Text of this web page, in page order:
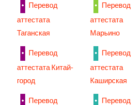
Перевод
аттестата
Таганская
Перевод
аттестата
Марьино
Перевод
аттестата Китай-
город
Перевод
аттестата
Каширская
Перевод
Перевод